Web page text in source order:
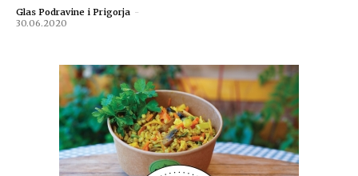
Glas Podravine i Prigorja -
30.06.2020